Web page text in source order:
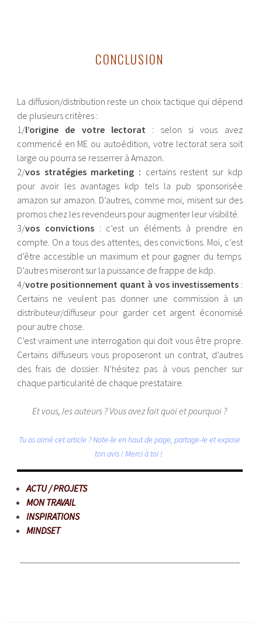
CONCLUSION
La diffusion/distribution reste un choix tactique qui dépend
de plusieurs critères :
1/l’origine de votre lectorat : selon si vous avez
commencé en ME ou autoédition, votre lectorat sera soit
large ou pourra se resserrer à Amazon.
2/vos stratégies marketing : certains restent sur kdp
pour avoir les avantages kdp tels la pub sponsorisée
amazon sur amazon. D’autres, comme moi, misent sur des
promos chez les revendeurs pour augmenter leur visibilté.
3/vos convictions: c’est un éléments à prendre en
compte. On a tous des attentes, des convictions. Moi, c’est
d’être accessible un maximum et pour gagner du temps.
D’autres miseront sur la puissance de frappe de kdp.
4/votre positionnement quant à vos investissements:
Certains ne veulent pas donner une commission à un
distributeur/diffuseur pour garder cet argent économisé
pour autre chose.
C’est vraiment une interrogation qui doit vous être propre.
Certains diffuseurs vous proposeront un contrat, d’autres
des frais de dossier. N’hésitez pas à vous pencher sur
chaque particularité de chaque prestataire.
Et vous, les auteurs ? Vous avez fait quoi et pourquoi ?
Tu as aimé cet article ? Note-le en haut de page, partage-le et expose
ton avis ! Merci à toi !
ACTU / PROJETS
MON TRAVAIL
INSPIRATIONS
MINDSET